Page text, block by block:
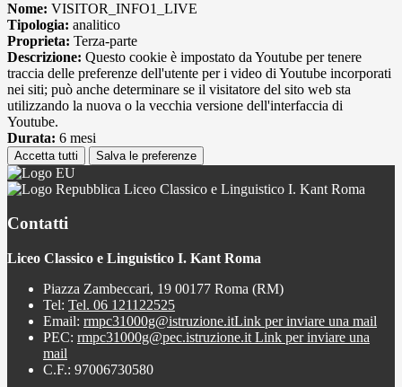
Nome: VISITOR_INFO1_LIVE
Tipologia: analitico
Proprieta: Terza-parte
Descrizione: Questo cookie è impostato da Youtube per tenere
traccia delle preferenze dell'utente per i video di Youtube incorporati
nei siti; può anche determinare se il visitatore del sito web sta
utilizzando la nuova o la vecchia versione dell'interfaccia di
Youtube.
Durata: 6 mesi
Accetta tutti Salva le preferenze
Liceo Classico e Linguistico I. Kant Roma
Contatti
Liceo Classico e Linguistico I. Kant Roma
Piazza Zambeccari, 19 00177 Roma (RM)
Tel: Tel. 06 121122525
Email: rmpc31000g@istruzione.itLink per inviare una mail
PEC: rmpc31000g@pec.istruzione.it Link per inviare una
mail
C.F.: 97006730580